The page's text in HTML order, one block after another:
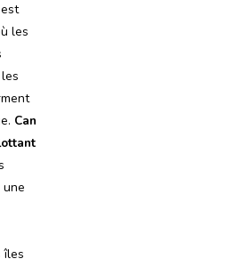
est
les
Can
îles